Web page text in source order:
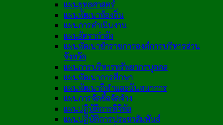
แผนยุทธศาสตร์
แผนพัฒนาท้องถิ่น
แผนการดำเนินงาน
แผนอัตรากำลัง
แผนพัฒนาข้าราชการองค์การบริหารส่วน
จังหวัด
แผนการบริหารทรัพยากรบุคคล
แผนพัฒนาการศึกษา
แผนพัฒนากีฬาและนันทนาการ
แผนการจัดซื้อจัดจ้าง
แผนปฏิบัติการดิจิทัล
แผนปฏิบัติการประชาสัมพันธ์